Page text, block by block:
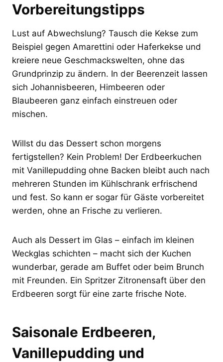
Vorbereitungstipps
Lust auf Abwechslung? Tausch die Kekse zum
Beispiel gegen Amarettini oder Haferkekse und
kreiere neue Geschmackswelten, ohne das
Grundprinzip zu ändern. In der Beerenzeit lassen
sich Johannisbeeren, Himbeeren oder
Blaubeeren ganz einfach einstreuen oder
mischen.
Willst du das Dessert schon morgens
fertigstellen? Kein Problem! Der Erdbeerkuchen
mit Vanillepudding ohne Backen bleibt auch nach
mehreren Stunden im Kühlschrank erfrischend
und fest. So kann er sogar für Gäste vorbereitet
werden, ohne an Frische zu verlieren.
Auch als Dessert im Glas – einfach im kleinen
Weckglas schichten – macht sich der Kuchen
wunderbar, gerade am Buffet oder beim Brunch
mit Freunden. Ein Spritzer Zitronensaft über den
Erdbeeren sorgt für eine zarte frische Note.
Saisonale Erdbeeren,
Vanillepudding und